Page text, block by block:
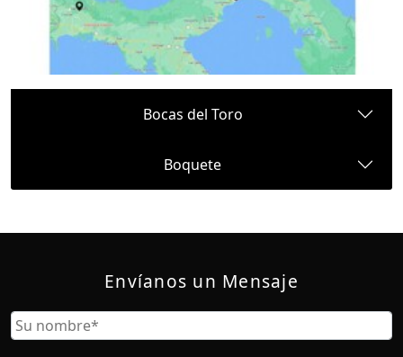
Bocas del Toro
Boquete
Envíanos un Mensaje
Nombre